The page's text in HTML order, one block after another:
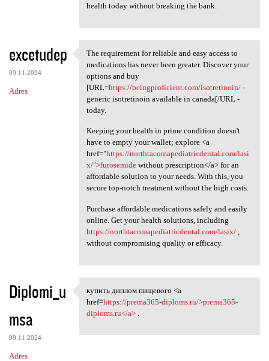
health today without breaking the bank.
excetudep
09.11.2024
Adres
The requirement for reliable
The requirement for reliable and easy access to
medications has never been greater. Discover your
options and buy
[URL=https://beingproficient.com/isotretinoin/-
generic isotretinoin available in canada[/URL -
today.
Keeping your health in prime condition doesn't
have to empty your wallet; explore <a
href="https://northtacomapediatricdental.com/lasi
x/">furosemidewithout prescription</a> for an
affordable solution to your needs. With this, you
secure top-notch treatment without the high costs.
Purchase affordable medications safely and easily
online. Get your health solutions, including
https://northtacomapediatricdental.com/lasix/,
without compromising quality or efficacy.
Diplomi_u
msa
09.11.2024
Adres
купить диплом пищевого <a
купить диплом пищевого <a
href=https://prema365-diploms.ru/>prema365-
diploms.ru</a>.